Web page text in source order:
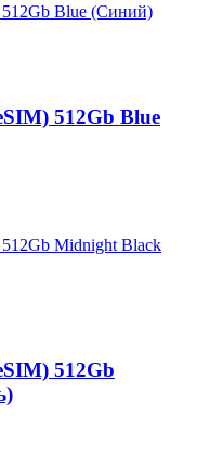
512Gb Blue
512Gb